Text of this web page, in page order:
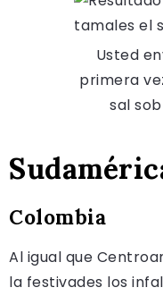
Usted
primera
sal
Colombia
Al igual que
la festivades los